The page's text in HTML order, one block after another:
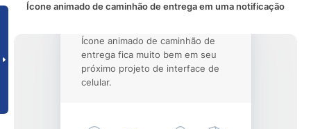
Ícone animado de caminhão de entrega em uma notificação
Ícone animado de caminhão de
entrega fica muito bem em seu
próximo projeto de interface de
celular.